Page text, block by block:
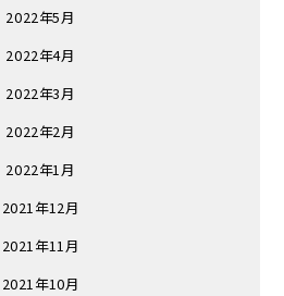
2022年5月
2022年4月
2022年3月
2022年2月
2022年1月
2021年12月
2021年11月
2021年10月